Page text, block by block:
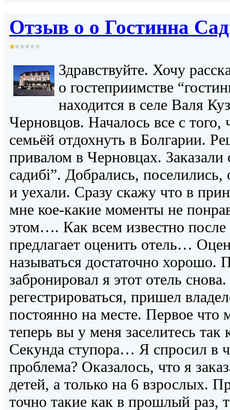
Отзыв о о Гостинна
Здравствуйте. Хочу
о гостеприимстве
находится в селе Валя
Черновцов. Началось все с
семьёй отдохнуть в Болгарии.
привалом в Черновцах. Заказали
садибі”. Добрались,
и уехали. Сразу скажу что в
мне кое-какие моменты не
этом…. Как всем известно после
предлагает оценить отель…
называться достаточно хорошо.
забронировал я этот отель
регестрироваться, пришел
постоянно на месте. Первое
теперь вы у меня заселитесь так
Секунда ступора… Я спросил в
проблема? Оказалось, что я
детей, а только на 6 взрослых.
точно такие как в прошлый раз,